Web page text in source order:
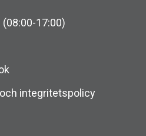
(08:00-17:00)
integritetspolicy